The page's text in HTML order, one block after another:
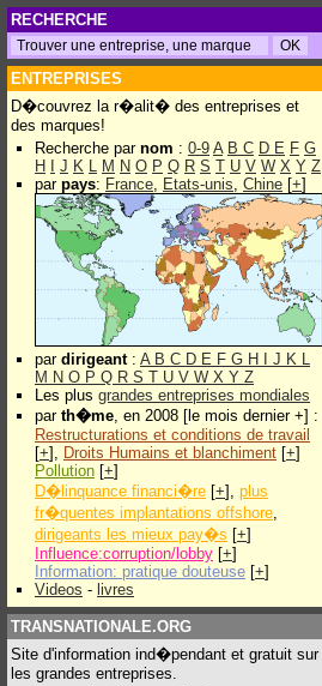
RECHERCHE
ENTREPRISES
D�couvrez la r�alit� des entreprises et
des marques!
Recherche par nom : 0-9 A B C D E F G
H
J K L M N O P Q R S T U V W X Y Z
par pays: France, Etats-unis, Chine [+]
par dirigeant: A B C D E F G H J K L
M N O P Q R S T U V W X Y Z
Les plus grandes entreprises mondiales
par th�me, en 2008 [le mois dernier +] :
Restructurations et conditions de travail
[+], Droits Humains et blanchiment [+]
Pollution [+]
D�linquance financi�re [+], plus
fr�quentes implantations offshore,
dirigeants les mieux pay�s [+]
Influence:corruption/lobby [+]
Information: pratique douteuse [+]
Videos - livres
TRANSNATIONALE.ORG
Site d'information ind�pendant et gratuit sur
les grandes entreprises.